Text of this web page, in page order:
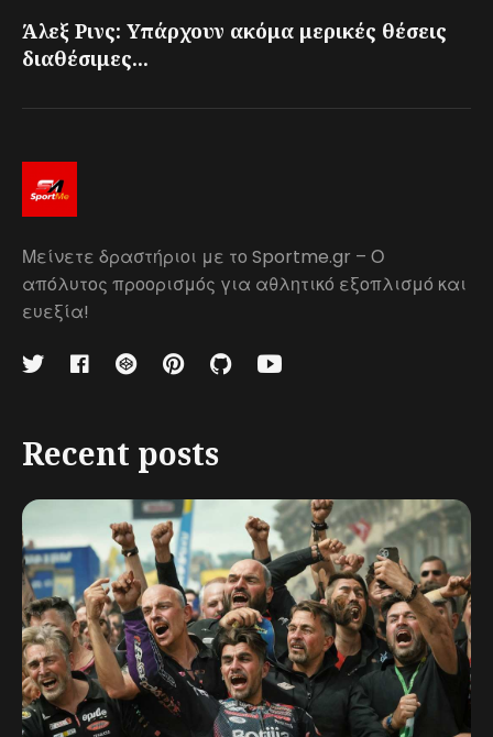
Άλεξ Ρινς: Υπάρχουν ακόμα μερικές θέσεις
διαθέσιμες...
Μείνετε δραστήριοι με το Sportme.gr – Ο
απόλυτος προορισμός για αθλητικό εξοπλισμό και
ευεξία!
Recent posts